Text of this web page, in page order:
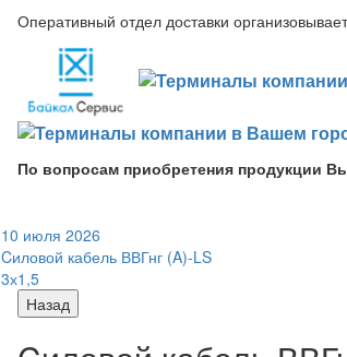
Оперативный отдел доставки
По вопросам приобретения продукции
10 июля 2026
Cиловой кабель ВВГнг (A)-LS
3х1,5
Назад